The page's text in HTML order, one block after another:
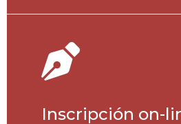
Inscripción on-